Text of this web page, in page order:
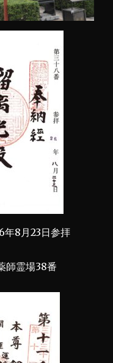
8月23日参拝
師霊場38番